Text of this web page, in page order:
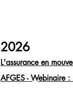
2026
L'assurance en
AFGES - Webinaire :